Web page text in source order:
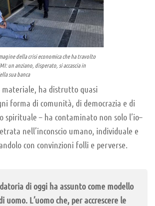
della crisi economica che ha travolto
un anziano, disperato, si accascia in
sua banca
materiale, ha distrutto quasi
forma di comunità, di democrazia e di
spirituale – ha contaminato non solo l’io–
nell’inconscio umano, individuale e
con convinzioni folli e perverse.
di oggi ha assunto come modello
uomo. L’uomo che, per accrescere le